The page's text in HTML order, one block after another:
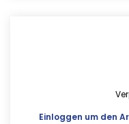
Einloggen um den